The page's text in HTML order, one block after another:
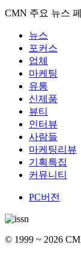
CMN 주요 뉴스
뉴스
포커스
업체
마케팅
유통
신제품
뷰티
인터뷰
사람들
마케팅리뷰
기획특집
커뮤니티
PC버전
© 1999 ~ 2026